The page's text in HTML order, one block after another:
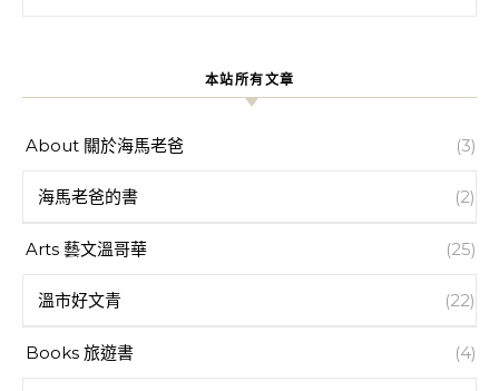
本站所有文章
About 關於海馬老爸 (3)
海馬老爸的書 (2)
Arts 藝文溫哥華 (25)
溫市好文青 (22)
Books 旅遊書 (4)